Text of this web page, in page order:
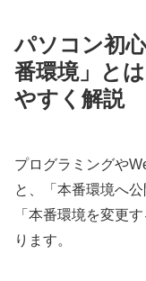
パソコン初
番環境」と
やすく解説
プログラミングや
と、「本番環境へ
「本番環境を変更
ります。